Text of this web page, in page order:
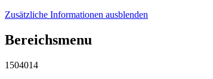
Zusätzliche Informationen ausblenden
Bereichsmenu
1504014